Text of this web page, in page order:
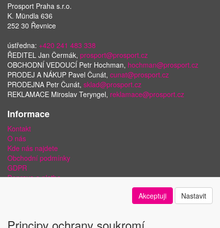
Prosport Praha s.r.o.
K. Mündla 636
252 30 Řevnice
ústředna: +420 241 483 338
ŘEDITEL Jan Čermák, prosport@prosport.cz
OBCHODNÍ VEDOUCÍ Petr Hochman, hochman@prosport.cz
PRODEJ A NÁKUP Pavel Čunát, cunat@prosport.cz
PRODEJNA Petr Čunát, sklad@prosport.cz
REKLAMACE Miroslav Teryngel, reklamace@prosport.cz
Informace
Kontakt
O nás
Kde nás najdete
Obchodní podmínky
GDPR
Doprava a platba
Akceptuji Nastavit